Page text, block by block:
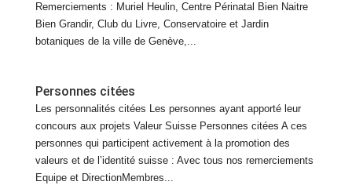
Remerciements : Muriel Heulin, Centre Périnatal Bien Naitre
Bien Grandir, Club du Livre, Conservatoire et Jardin
botaniques de la ville de Genève,...
Personnes citées
Les personnalités citées Les personnes ayant apporté leur
concours aux projets Valeur Suisse Personnes citées A ces
personnes qui participent activement à la promotion des
valeurs et de l’identité suisse : Avec tous nos remerciements
Equipe et DirectionMembres...